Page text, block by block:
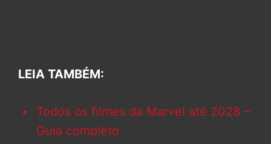
LEIA TAMBÉM:
Todos os filmes da Marvel até 2028 –
Guia completo